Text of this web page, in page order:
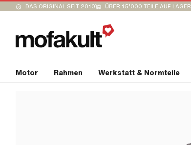
DAS ORIGINAL SEIT 2010 ÜBER 15’000 TEILE AUF LAGER
Motor Rahmen Werkstatt & Normteile